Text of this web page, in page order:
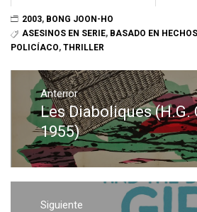
2003, BONG JOON-HO
ASESINOS EN SERIE, BASADO EN
POLICÍACO, THRILLER
Navegación
entradas
Anterior
Entrada
anterior:
Les Diaboliques
1955)
Siguiente